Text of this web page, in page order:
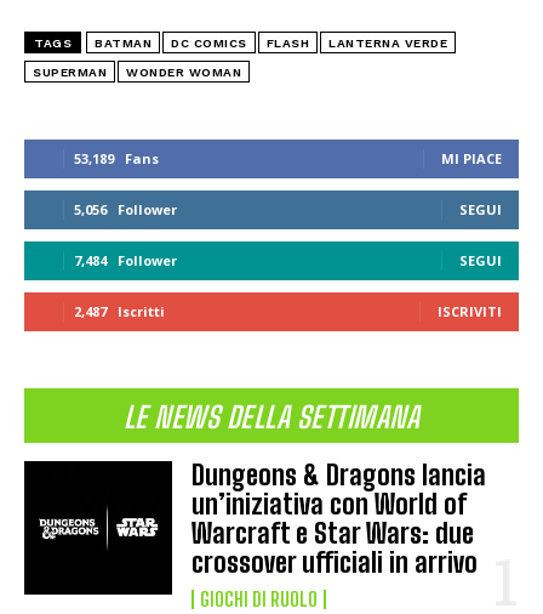
53,189 Fans MI PIACE
5,056 Follower SEGUI
7,484 Follower SEGUI
2,487 Iscritti ISCRIVITI
LE NEWS DELLA SETTIMANA
Dungeons & Dragons lancia
un’iniziativa con World of
Warcraft e Star Wars: due
crossover ufficiali in arrivo
GIOCHI DI RUOLO
TAGS BATMAN DC COMICS FLASH LANTERNA VERDE
SUPERMAN WONDER WOMAN